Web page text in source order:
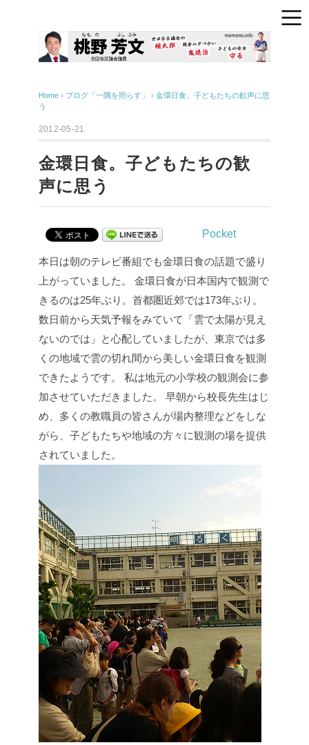
Home › ブログ「一隅を照らす」 › 金環日食。子どもたちの歓声に思
う
2012-05-21
金環日食。子どもたちの歓
声に思う
Pocket
本日は朝のテレビ番組でも金環日食の話題で盛り
上がっていました。
金環日食が日本国内で観測で
きるのは25年ぶり。首都圏近郊では173年ぶり。
数日前から天気予報をみていて「雲で太陽が見え
ないのでは」と心配していましたが、東京では多
くの地域で雲の切れ間から美しい金環日食を観測
できたようです。
私は地元の小学校の観測会に参
加させていただきました。
早朝から校長先生はじ
め、多くの教職員の皆さんが場内整理などをしな
がら、子どもたちや地域の方々に観測の場を提供
されていました。